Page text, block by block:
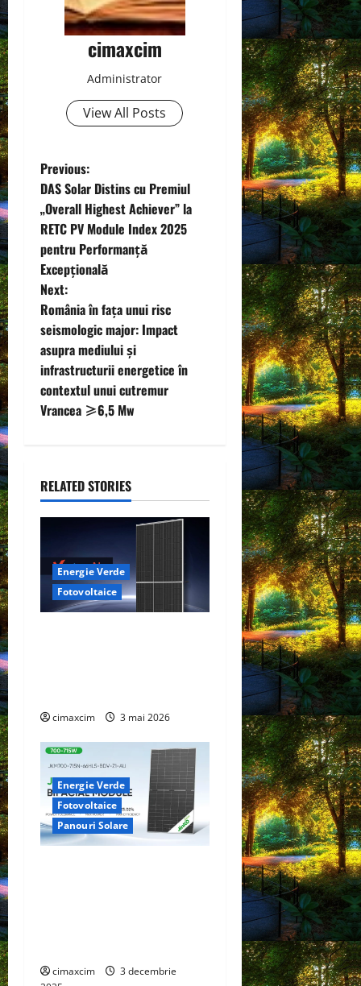
cimaxcim
Administrator
View All Posts
P
o
s
t
n
a
v
i
a
t
i
o
n
Previous:
DAS Solar Distins cu Premiul
„Overall Highest Achiever” la
RETC PV Module Index 2025
pentru Performanță
Excepțională
Next:
România în fața unui risc
seismologic major: Impact
asupra mediului și
infrastructurii energetice în
contextul unui cutremur
Vrancea ≥6,5 Mw
RELATED STORIES
Energie Verde
Fotovoltaice
cimaxcim 3 mai 2026
Energie Verde
Fotovoltaice
Panouri Solare
cimaxcim
3 decembrie